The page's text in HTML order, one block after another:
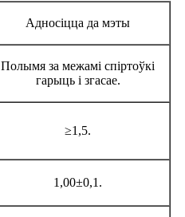
Адносіцца да мэты
Полымя за межамі спіртоўкі
гарыць і згасае.
≥1,5.
1,00±0,1.